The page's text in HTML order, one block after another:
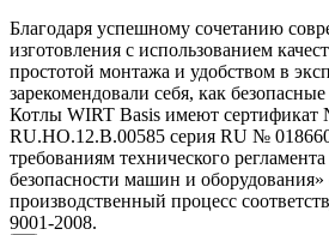
Благодаря успешному сочетанию
изготовления с использованием
простотой монтажа и удобством в
зарекомендовали себя, как
Котлы WIRT Basis имеют
RU.HO.12.B.00585 серия RU №
требованиям технического
безопасности машин и
производственный процесс
9001-2008.